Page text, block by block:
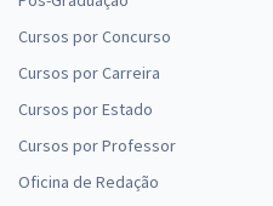
Cursos por Concurso
Cursos por Carreira
Cursos por Estado
Cursos por Professor
Oficina de Redação